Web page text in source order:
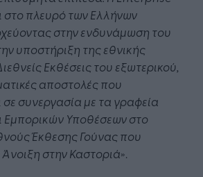
στο πλευρό των Ελλήνων
στην ενδυνάμωση του
υποστήριξη της εθνικής
Εκθέσεις του εξωτερικού,
αποστολές που
συνεργασία με τα γραφεία
Εμπορικών Υποθέσεων στο
Έκθεσης Γούνας που
Άνοιξη στην Καστοριά».